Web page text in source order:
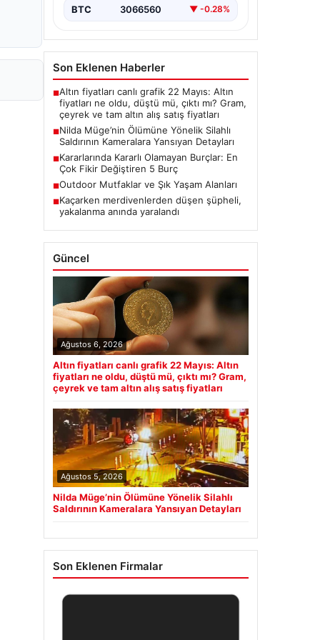
BTC 3066560 ▼ -0.28%
Son Eklenen Haberler
■Altın fiyatları canlı grafik 22 Mayıs: Altın
fiyatları ne oldu, düştü mü, çıktı mı? Gram,
çeyrek ve tam altın alış satış fiyatları
■Nilda Müge’nin Ölümüne Yönelik Silahlı
Saldırının Kameralara Yansıyan Detayları
■Kararlarında Kararlı Olamayan Burçlar: En
Çok Fikir Değiştiren 5 Burç
■Outdoor Mutfaklar ve Şık Yaşam Alanları
■Kaçarken merdivenlerden düşen şüpheli,
yakalanma anında yaralandı
Güncel
Ağustos 6, 2026
Altın fiyatları canlı grafik 22 Mayıs: Altın
fiyatları ne oldu, düştü mü, çıktı mı? Gram,
çeyrek ve tam altın alış satış fiyatları
Ağustos 5, 2026
Nilda Müge’nin Ölümüne Yönelik Silahlı
Saldırının Kameralara Yansıyan Detayları
Son Eklenen Firmalar